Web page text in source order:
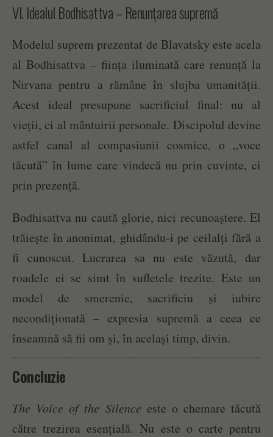
VI. Idealul Bodhisattva – Renunțarea supremă
Modelul suprem prezentat de Blavatsky este acela
al Bodhisattva – ființa iluminată care renunță la
Nirvana pentru a rămâne în slujba umanității.
Acest ideal presupune sacrificiul final: nu al
vieții, ci al mântuirii personale. Discipolul devine
astfel canal al compasiunii cosmice, o „voce
tăcută” în lume care vindecă nu prin cuvinte, ci
prin prezență.
Bodhisattva nu caută glorie, nici recunoaștere. El
trăiește în anonimat, ghidându-i pe ceilalți fără a
fi cunoscut. Lucrarea sa nu este văzută, dar
roadele ei se simt în sufletele trezite. Este un
model de smerenie, sacrificiu și iubire
necondiționată – expresia supremă a ceea ce
înseamnă să fii om și, în același timp, divin.
Concluzie
The Voice of the Silence este o chemare tăcută
către trezirea esențială. Nu este o carte pentru